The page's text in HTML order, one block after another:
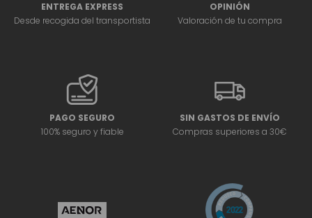
ENTREGA EXPRESS
Desde recogida del transportista
OPINIÓN
Valoración de tu compra
PAGO SEGURO
100% seguro y fiable
SIN GASTOS DE ENVÍO
Compras superiores a 30€